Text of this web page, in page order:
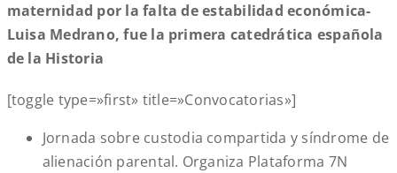
maternidad por la falta de estabilidad económica-
Luisa Medrano, fue la primera catedrática española
de la Historia
[toggle type=»first» title=»Convocatorias»]
Jornada sobre custodia compartida y síndrome de
alienación parental. Organiza Plataforma 7N